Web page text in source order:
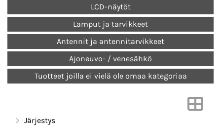
LCD-näytöt
Lamput ja tarvikkeet
Antennit ja antennitarvikkeet
Ajoneuvo- / venesähkö
Tuotteet joilla ei vielä ole omaa kategoriaa
Järjestys